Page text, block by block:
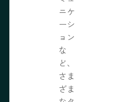
ニケ
ーシ
ョン
な
ど、
さま
ざま